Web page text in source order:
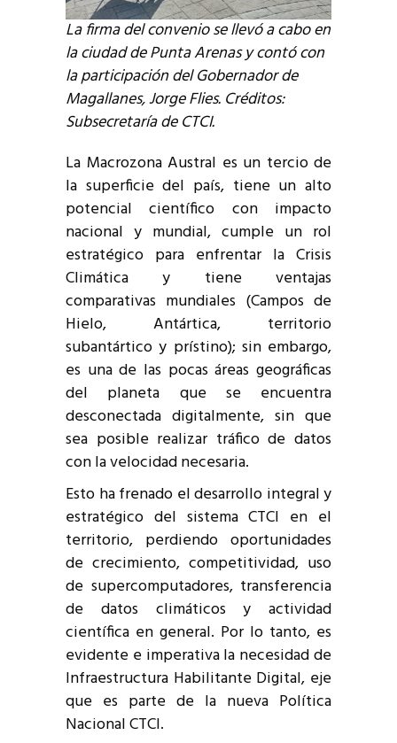
La firma del convenio se llevó a cabo en
la ciudad de Punta Arenas y contó con
la participación del Gobernador de
Magallanes, Jorge Flies. Créditos:
Subsecretaría de CTCI.
La Macrozona Austral es un tercio de
la superficie del país, tiene un alto
potencial científico con impacto
nacional y mundial, cumple un rol
estratégico para enfrentar la Crisis
Climática y tiene ventajas
comparativas mundiales (Campos de
Hielo, Antártica, territorio
subantártico y prístino); sin embargo,
es una de las pocas áreas geográficas
del planeta que se encuentra
desconectada digitalmente, sin que
sea posible realizar tráfico de datos
con la velocidad necesaria.
Esto ha frenado el desarrollo integral y
estratégico del sistema CTCI en el
territorio, perdiendo oportunidades
de crecimiento, competitividad, uso
de supercomputadores, transferencia
de datos climáticos y actividad
científica en general. Por lo tanto, es
evidente e imperativa la necesidad de
Infraestructura Habilitante Digital, eje
que es parte de la nueva Política
Nacional CTCI.